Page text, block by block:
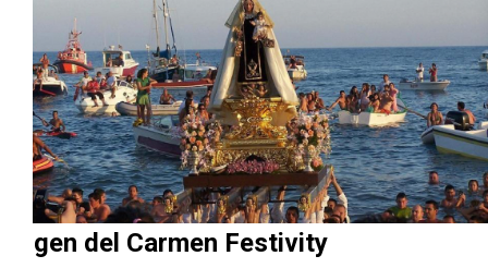
Virgen del Carmen Festivity